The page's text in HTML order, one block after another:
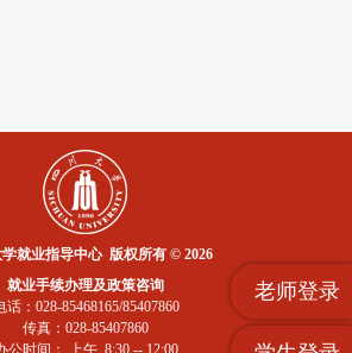
老师登录
学就业指导中心 版权所有 © 2026
就业手续办理及政策咨询
话：028-85468165/85407860
传真：028-85407860